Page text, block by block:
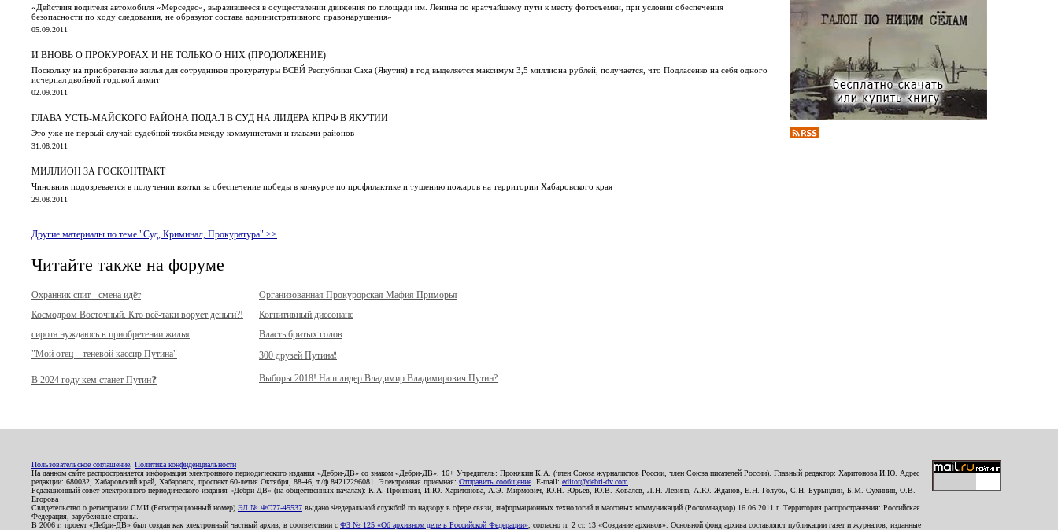
«Действия водителя автомобиля «Мерседес», выразившееся в осуществлении движения по площади им. Ленина по кратчайшему пути к месту фотосъемки, при условии обеспечения
безопасности по ходу следования, не образуют состава административного правонарушения»
05.09.2011
И ВНОВЬ О ПРОКУРОРАХ И НЕ ТОЛЬКО О НИХ (ПРОДОЛЖЕНИЕ)
Поскольку на приобретение жилья для сотрудников прокуратуры ВСЕЙ Республики Саха (Якутия) в год выделяется максимум 3,5 миллиона рублей, получается, что Подласенко на себя одного
исчерпал двойной годовой лимит
02.09.2011
ГЛАВА УСТЬ-МАЙСКОГО РАЙОНА ПОДАЛ В СУД НА ЛИДЕРА КПРФ В ЯКУТИИ
Это уже не первый случай судебной тяжбы между коммунистами и главами районов
31.08.2011
МИЛЛИОН ЗА ГОСКОНТРАКТ
Чиновник подозревается в получении взятки за обеспечение победы в конкурсе по профилактике и тушению пожаров на территории Хабаровского края
29.08.2011
Другие материалы по теме "Суд, Криминал, Прокуратура" >>
Читайте также на форуме
Охранник спит - смена идёт
Организованная Прокурорская Мафия Приморья
Космодром Восточный. Кто всё-таки ворует деньги?!
Когнитивный диссонанс
сирота нуждаюсь в приобретении жилья
Власть бритых голов
"Мой отец – теневой кассир Путина"
300 друзей Путина❗️
В 2024 году кем станет Путин❓ Выборы 2018! Наш лидер Владимир Владимирович Путин?
Пользовательское соглашение Политика конфиденциальности
На данном сайте распространяется информация электронного периодического издания «Дебри-ДВ» со знаком «Дебри-ДВ». 16+ Учредитель: Пронякин К.А. (член Союза журналистов России, член Союза писателей России). Главный редактор: Харитонова И.Ю. Адрес
редакции: 680032, Хабаровский край, Хабаровск, проспект 60-летия Октября, 88-46, т./ф.84212296081. Электронная приемная: Отправить сообщение . E-mail: editor@debri-dv.com
Редакционный совет электронного периодического издания «Дебри-ДВ» (на общественных началах): К.А. Пронякин, И.Ю. Харитонова, А.Э. Мирмович, Ю.Н. Юрьев, Ю.В. Ковалев, Л.Н. Левина, А.Ю. Жданов, Е.Н. Голубь, С.Н. Бурындин, Б.М. Сухинин, О.В.
Егорова
Свидетельство о регистрации СМИ (Регистрационный номер) ЭЛ № ФС77-45537 выдано Федеральной службой по надзору в сфере связи, информационных технологий и массовых коммуникаций (Роскомнадзор) 16.06.2011 г. Территория распространения: Российская
Федерация, зарубежные страны.
В 2006 г. проект «Дебри-ДВ» был создан как электронный частный архив, в соответствии с ФЗ № 125 «Об архивном деле в Российской Федерации» , согласно п. 2 ст. 13 «Создание архивов». Основной фонд архива составляют публикации газет и журналов, изданные